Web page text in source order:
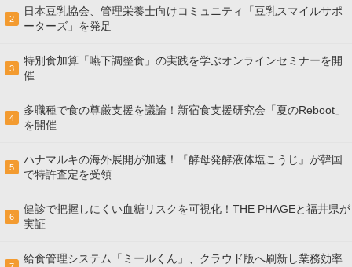
2
日本豆乳協会、管理栄養士向けコミュニティ「豆乳スマイルサポ
ーターズ」を発足
3
特別食加算「嚥下調整食」の実践を学ぶオンラインセミナーを開
催
4
多職種で食の尊厳支援を議論！新宿食支援研究会「夏のReboot」
を開催
5
ハナマルキの海外展開が加速！『酵母発酵液体塩こうじ』が韓国
で特許査定を受領
6
健診で把握しにくい血糖リスクを可視化！THE PHAGEと福井県が
実証
給食管理システム「ミールくん」、クラウド版へ刷新し業務効率